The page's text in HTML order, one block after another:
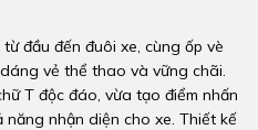
đầu đến đuôi xe, cùng ốp vè
vẻ thể thao và vững chãi.
T độc đáo, vừa tạo điểm nhấn
nhận diện cho xe. Thiết kế